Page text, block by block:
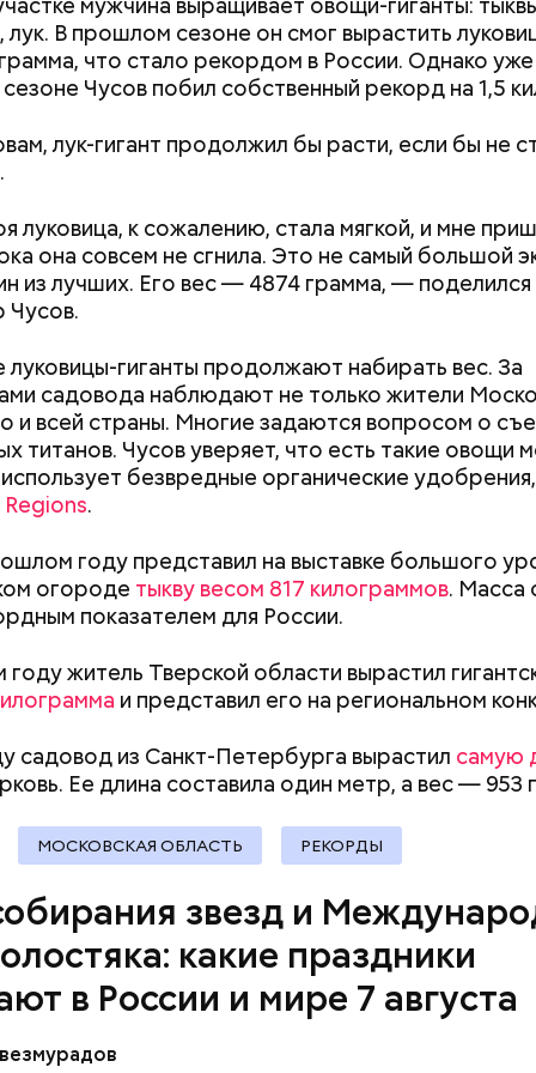
В прошлом сезоне он смог вырастить
что стало рекордом в России. Однако уже
Чусов побил собственный рекорд на 1,5
лук-гигант продолжил бы расти, если бы не
луковица, к сожалению, стала мягкой, и мне
она совсем не сгнила. Это не самый большой
из лучших. Его вес — 4874 грамма, — поделился
Чусов.
луковицы-гиганты продолжают набирать вес. За
садовода наблюдают не только жители
и всей страны. Многие задаются вопросом о
титанов. Чусов уверяет, что есть такие овощи
безвредные органические удобрения,
Regions.
году представил на выставке большого
огороде тыкву весом 817 килограммов. Масса
показателем для России.
житель Тверской области вырастил
и представил его на региональном
садовод из Санкт-Петербурга вырастил самую
Ее длина составила один метр, а вес — 953
МОСКОВСКАЯ ОБЛАСТЬ РЕКОРДЫ
звезд и
какие праздники
в России и мире 7 августа
день холостяка
порезанные кубиками, нужно легко обжарить на
К ним добавляются зелень петрушки, чеснок,
масло. Получается очень вкусно, — поделился
из кабачков
Как поменять батареи дома и
не получить штраф
Как получить до
рублей от
документы